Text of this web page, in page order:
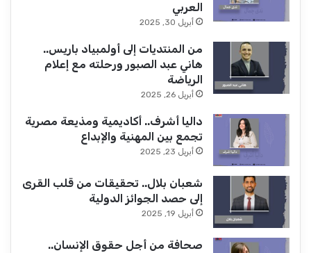
العربي
أبريل 30, 2025
من المنتديات إلى أولمبياد باريس..
هاني عبد الصبور ورحلته مع إعلام
الرياضة
أبريل 26, 2025
داليا أشرف.. أكاديمية ومذيعة مصرية
تجمع بين المهنية والإبداع
أبريل 23, 2025
شعبان بلال.. تحقيقات من قلب القرى
إلى حصد الجوائز الدولية
أبريل 19, 2025
صحافة من أجل حقوق الإنسان..